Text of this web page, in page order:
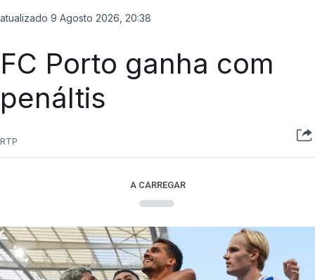
atualizado 9 Agosto 2026, 20:38
FC Porto ganha com
penáltis
RTP
A CARREGAR